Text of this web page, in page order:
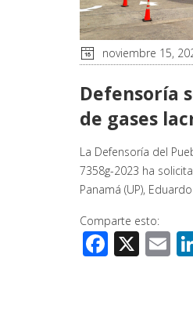
noviembre 15,
Defensoría
de gases
La Defensoría del
7358g-2023 ha
Panamá (UP),
Comparte esto:
X